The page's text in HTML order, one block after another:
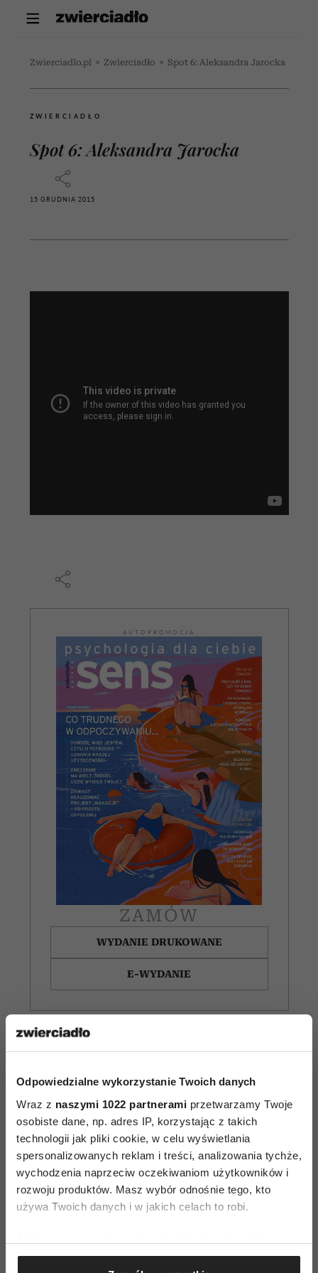
Odpowiedzialne wykorzystanie Twoich danych
Wraz z naszymi 1022 partnerami przetwarzamy Twoje
osobiste dane, np. adres IP, korzystając z takich
technologii jak pliki cookie, w celu wyświetlania
spersonalizowanych reklam i treści, analizowania tychże,
wychodzenia naprzeciw oczekiwaniom użytkowników i
rozwoju produktów. Masz wybór odnośnie tego, kto
używa Twoich danych i w jakich celach to robi.
Jeśli wyrazisz na to zgodę, chcielibyśmy również:
Gromadzić dane dotyczące Twojej lokalizacji
Zwierciadlo.pl > Zwierciadło > Spot 6: Aleksandra Jarocka
ZWIERCIADŁO
Spot 6: Aleksandra Jarocka
15 GRUDNIA 2015
AUTOPROMOCJA
ZAMÓW
WYDANIE DRUKOWANE
E-WYDANIE
Oto sygnały, których
nie warto ignorować
nowa po 50. Każdy
z nich daje nadzieję